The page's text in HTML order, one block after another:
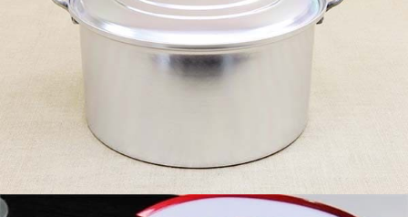
Premium 1000 jalur aluminium poliester siri untuk
fabrikasi surat saluran. Ringan, tahan karat, dan
mudah dibengkokkan dengan pengekalan warna